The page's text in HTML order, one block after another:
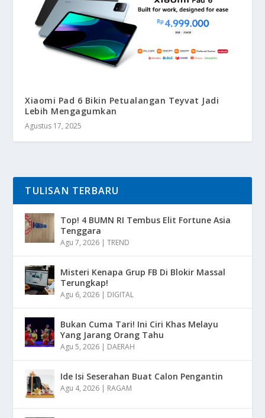
Xiaomi Pad 6 Bikin Petualangan Teyvat Jadi
Lebih Mengagumkan
Agustus 17, 2025
TULISAN TERBARU
Top! 4 BUMN RI Tembus Elit Fortune Asia
Tenggara
Agu 7, 2026 |TREND
Misteri Kenapa Grup FB Di Blokir Massal
Terungkap!
Agu 6, 2026 | DIGITAL
Bukan Cuma Tari! Ini Ciri Khas Melayu
Yang Jarang Orang Tahu
Agu 5, 2026 | DAERAH
Ide Isi Seserahan Buat Calon Pengantin
Agu 4, 2026 | RAGAM